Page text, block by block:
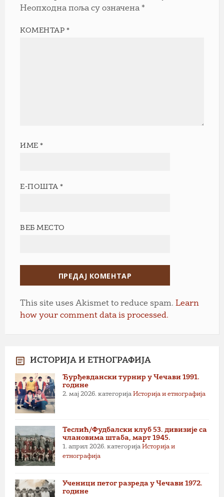
Неопходна поља су означена *
КОМЕНТАР*
ИМЕ*
Е-ПОШТА*
ВЕБ МЕСТО
This site uses Akismet to reduce spam. Learn
how your comment data is processed.
ИСТОРИЈА И ЕТНОГРАФИЈА
Ђурђевдански турнир у Чечави 1991.
године
2. мај 2026. категорија Историја и етнографија
Теслић/Фудбалски клуб 53. дивизије са
члановима штаба, март 1945.
1. април 2026. категорија Историја и
етнографија
Ученици петог разреда у Чечави 1972.
године